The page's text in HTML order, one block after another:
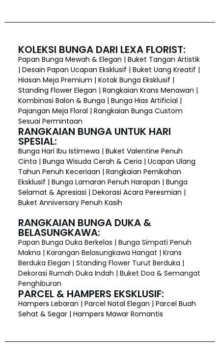
KOLEKSI BUNGA DARI LEXA FLORIST:
Papan Bunga Mewah & Elegan | Buket Tangan Artistik
| Desain Papan Ucapan Eksklusif | Buket Uang Kreatif |
Hiasan Meja Premium | Kotak Bunga Eksklusif |
Standing Flower Elegan | Rangkaian Krans Menawan |
Kombinasi Balon & Bunga | Bunga Hias Artificial |
Pajangan Meja Floral | Rangkaian Bunga Custom
Sesuai Permintaan
RANGKAIAN BUNGA UNTUK HARI
SPESIAL:
Bunga Hari Ibu Istimewa | Buket Valentine Penuh
Cinta | Bunga Wisuda Cerah & Ceria | Ucapan Ulang
Tahun Penuh Keceriaan | Rangkaian Pernikahan
Eksklusif | Bunga Lamaran Penuh Harapan | Bunga
Selamat & Apresiasi | Dekorasi Acara Peresmian |
Buket Anniversary Penuh Kasih
RANGKAIAN BUNGA DUKA &
BELASUNGKAWA:
Papan Bunga Duka Berkelas | Bunga Simpati Penuh
Makna | Karangan Belasungkawa Hangat | Krans
Berduka Elegan | Standing Flower Turut Berduka |
Dekorasi Rumah Duka Indah | Buket Doa & Semangat
Penghiburan
PARCEL & HAMPERS EKSKLUSIF:
Hampers Lebaran | Parcel Natal Elegan | Parcel Buah
Sehat & Segar | Hampers Mawar Romantis